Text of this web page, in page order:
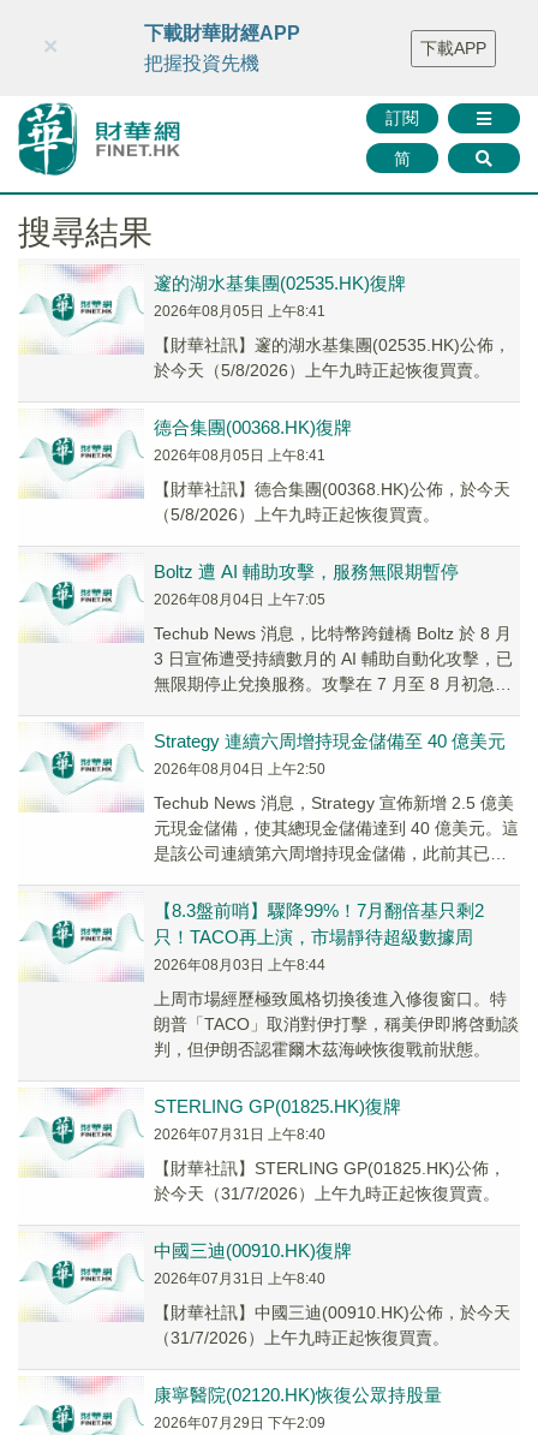
財華智庫網 FINTV FINMETA 財華證券 媒體矩陣
智庫沙龍
聯絡我們
訂閱
简
×
下載財華財經APP
把握投資先機
下載APP
搜尋結果
邃的湖水基集團(02535.HK)復牌
2026年08月05日 上午8:41
【財華社訊】邃的湖水基集團(02535.HK)公佈，
於今天（5/8/2026）上午九時正起恢復買賣。
德合集團(00368.HK)復牌
2026年08月05日 上午8:41
【財華社訊】德合集團(00368.HK)公佈，於今天
（5/8/2026）上午九時正起恢復買賣。
Boltz 遭 AI 輔助攻擊，服務無限期暫停
2026年08月04日 上午7:05
Techub News 消息，比特幣跨鏈橋 Boltz 於 8 月
3 日宣佈遭受持續數月的 AI 輔助自動化攻擊，已
無限期停止兌換服務。攻擊在 7 月至 8 月初急劇
Strategy 連續六周增持現金儲備至 40 億美元
2026年08月04日 上午2:50
Techub News 消息，Strategy 宣佈新增 2.5 億美
元現金儲備，使其總現金儲備達到 40 億美元。這
是該公司連續第六周增持現金儲備，此前其已暫
【8.3盤前哨】驟降99%！7月翻倍基只剩2
只！TACO再上演，市場靜待超級數據周
2026年08月03日 上午8:44
上周市場經歷極致風格切換後進入修復窗口。特
朗普「TACO」取消對伊打擊，稱美伊即將啓動談
判，但伊朗否認霍爾木茲海峽恢復戰前狀態。
STERLING GP(01825.HK)復牌
2026年07月31日 上午8:40
【財華社訊】STERLING GP(01825.HK)公佈，
於今天（31/7/2026）上午九時正起恢復買賣。
中國三迪(00910.HK)復牌
2026年07月31日 上午8:40
【財華社訊】中國三迪(00910.HK)公佈，於今天
（31/7/2026）上午九時正起恢復買賣。
康寧醫院(02120.HK)恢復公眾持股量
2026年07月29日 下午2:09